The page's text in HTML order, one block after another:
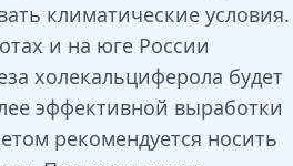
климатические условия.
и на юге России
холекальциферола будет
эффективной выработки
рекомендуется носить